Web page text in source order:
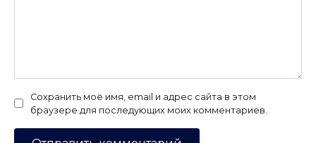
Сохранить моё имя, email и адрес сайта в этом
браузере для последующих моих комментариев.